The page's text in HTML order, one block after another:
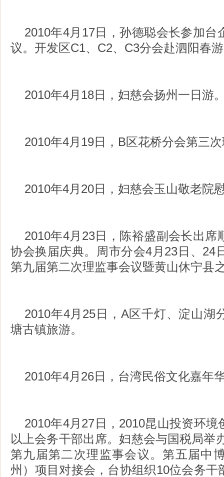
2010年4月17日，孙德聪会长参加台
议。开发区C1、C2、C3分会赴泗阳春
2010年4月18日，妇慈会扬州一日游
2010年4月19日，B区花桥分会第三
2010年4月20日，妇慈会玉山敬老院
2010年4月23日，陈裕盛副会长出席
协会换届庆典。周市分会4月23日、24
第九届第二次理监事会议暨黄山休宁县
2010年4月25日，A区千灯、淀山湖
塘古镇旅游。
2010年4月26日，台湾民俗文化嘉年
2010年4月27日，2010昆山投资环
以上会务干部出席。妇慈会与国税局举
第九届第二次理监事会议。第五届中
州）项目对接会，台协组织10位会务干